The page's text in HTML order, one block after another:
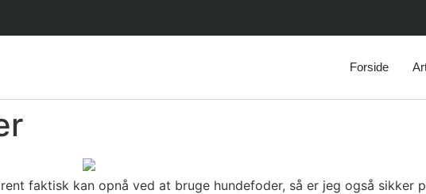
Forside
faktisk kan opnå ved at bruge hundefoder, så er jeg også sikker